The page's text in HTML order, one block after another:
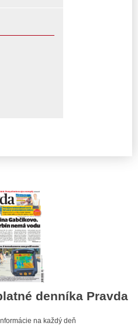
denníka Pravda
na každý deň